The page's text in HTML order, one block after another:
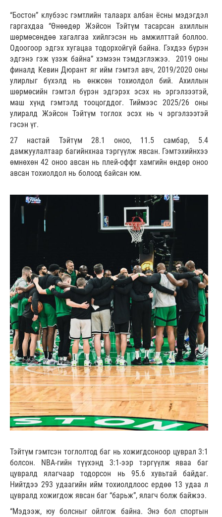
“Бостон” клубээс гэмтлийн талаарх албан ёсны мэдэгдэл
гаргахдаа “Өнөөдөр Жэйсон Тэйтүм тасарсан ахиллын
шөрмөсөндөө хагалгаа хийлгэсэн нь амжилттай боллоо.
Одоогоор эдгэх хугацаа тодорхойгүй байна. Гэхдээ бүрэн
эдгэнэ гэж үзэж байна” хэмээн тэмдэглэжээ. 2019 оны
финалд Кевин Дюрант яг ийм гэмтэл авч, 2019/2020 оны
улирлыг бүхэлд нь өнжсөн тохиолдол бий. Ахиллын
шөрмөсийн гэмтэл бүрэн эдгэрэх эсэх нь эргэлзээтэй,
маш хүнд гэмтэлд тооцогддог. Тиймээс 2025/26 оны
улиралд Жэйсон Тэйтүм тоглох эсэх нь ч эргэлзээтэй
гэсэн үг.
27 настай Тэйтүм 28.1 оноо, 11.5 самбар, 5.4
дамжуулалтаар багийнхнаа тэргүүлж явсан. Гэмтэхийнхээ
өмнөхөн 42 оноо авсан нь плей-оффт хамгийн өндөр оноо
авсан тохиолдол нь болоод байсан юм.
Тэйтүм гэмтсэн тоглолтод баг нь хожигдсоноор цуврал 3:1
болсон. NBA-гийн түүхэнд 3:1-ээр тэргүүлж яваа баг
цувралд ялагчаар тодорсон нь 95.6 хувьтай байдаг.
Нийтдээ 293 удаагийн ийм тохиолдлоос ердөө 13 удаа л
цувралд хожигдож явсан баг “барьж”, ялагч болж байжээ.
“Мэдээж, юу болсныг ойлгож байна. Энэ бол спортын